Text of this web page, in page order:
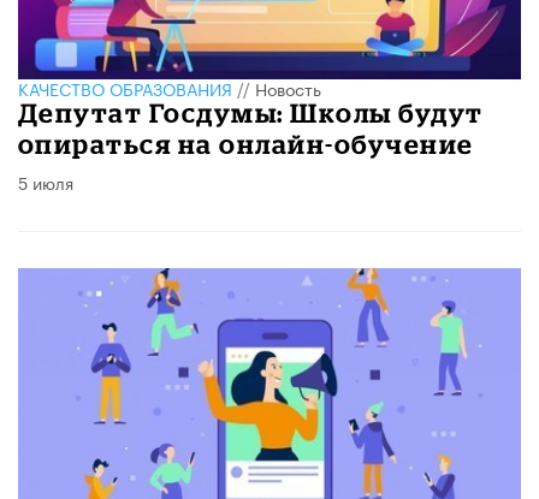
КАЧЕСТВО ОБРАЗОВАНИЯ//Новость
Депутат Госдумы: Школы будут
опираться на онлайн-обучение
5 июля